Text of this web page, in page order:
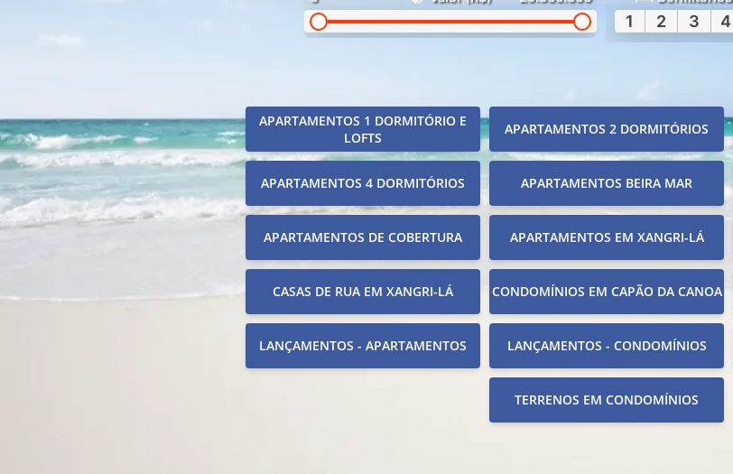
1 2 3 4
APARTAMENTOS 1 DORMITÓRIO E
LOFTS
APARTAMENTOS 2 DORMITÓRIOS
APARTAMENTOS 4 DORMITÓRIOS APARTAMENTOS BEIRA MAR
APARTAMENTOS DE COBERTURA APARTAMENTOS EM XANGRI-LÁ
CASAS DE RUA EM XANGRI-LÁ CONDOMÍNIOS EM CAPÃO DA CANOA
LANÇAMENTOS - APARTAMENTOS LANÇAMENTOS - CONDOMÍNIOS
TERRENOS EM CONDOMÍNIOS